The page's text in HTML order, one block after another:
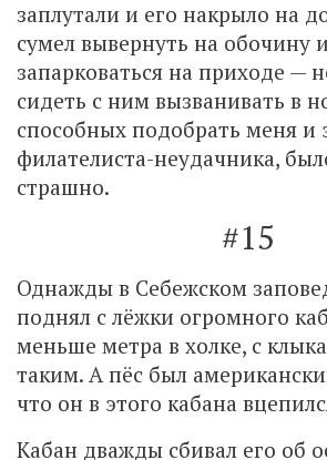
заплутали и его накрыло на
сумел вывернуть на обочину и
запарковаться на приходе —
сидеть с ним вызванивать в
способных подобрать меня и
филателиста-неудачника,
страшно.
#15
Однажды в Себежском
поднял с лёжки огромного
меньше метра в холке, с
таким. А пёс был
что он в этого кабана
Кабан дважды сбивал его об